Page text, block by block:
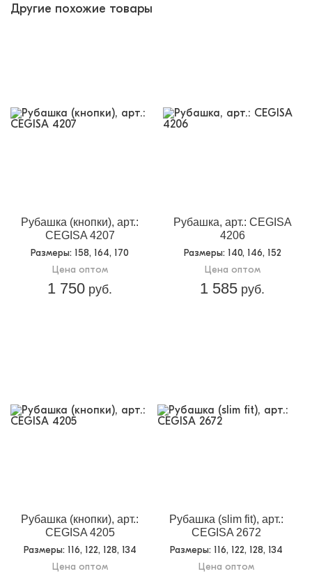
практически не мнется
Другие похожие товары
Рубашка (кнопки), арт.:
CEGISA 4207
Размеры: 158, 164, 170
Цена оптом
1 750 руб.
Рубашка, арт.: CEGISA
4206
Размеры: 140, 146, 152
Цена оптом
1 585 руб.
Рубашка (кнопки), арт.:
CEGISA 4205
Размеры: 116, 122, 128, 134
Цена оптом
Рубашка (slim fit), арт.:
CEGISA 2672
Размеры: 116, 122, 128, 134
Цена оптом